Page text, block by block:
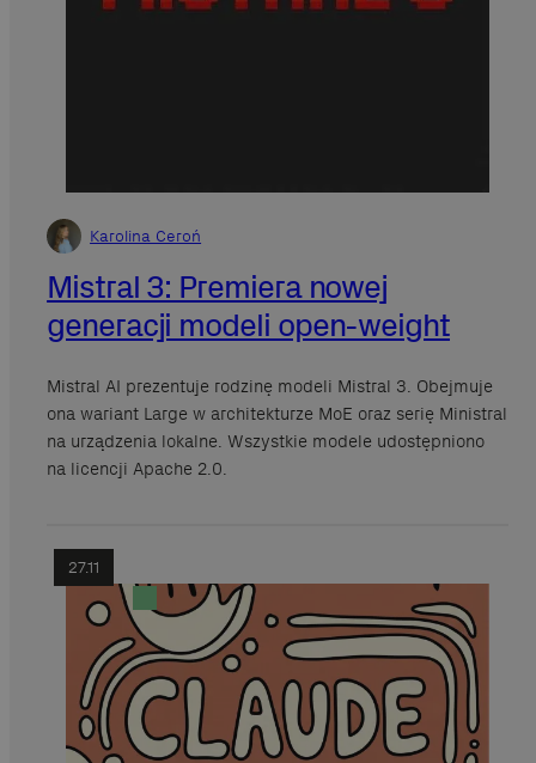
Karolina Ceroń
Mistral 3: Premiera nowej
generacji modeli open-weight
Mistral AI prezentuje rodzinę modeli Mistral 3. Obejmuje
ona wariant Large w architekturze MoE oraz serię Ministral
na urządzenia lokalne. Wszystkie modele udostępniono
na licencji Apache 2.0.
27.11